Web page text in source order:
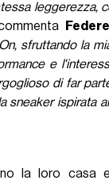
leggerezza,
sfruttando la
e
di far
sneaker ispirata
la loro casa